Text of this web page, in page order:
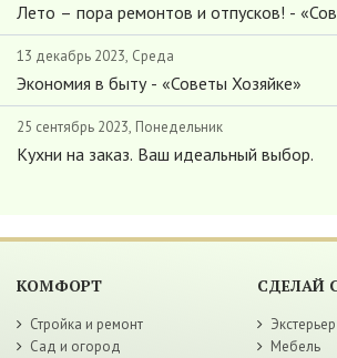
Лето – пора ремонтов и отпусков! -
13 декабрь 2023, Среда
Экономия в быту - «Советы Хозяйке»
25 сентябрь 2023, Понедельник
Кухни на заказ. Ваш идеальный выбор.
КОМФОРТ
Стройка и ремонт
Сад и огород
СДЕЛАЙ
Экстерьер
Мебель